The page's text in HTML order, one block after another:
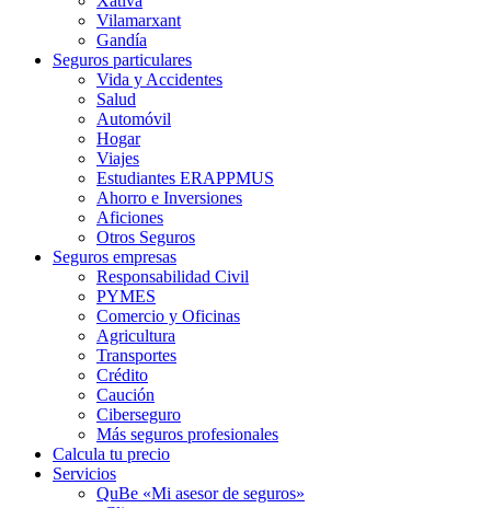
Vilamarxant
Gandía
Seguros particulares
Vida y Accidentes
Salud
Automóvil
Hogar
Viajes
Estudiantes ERAPPMUS
Ahorro e Inversiones
Aficiones
Otros Seguros
Seguros empresas
Responsabilidad Civil
PYMES
Comercio y Oficinas
Agricultura
Transportes
Crédito
Caución
Ciberseguro
Más seguros profesionales
Calcula tu precio
Servicios
QuBe «Mi asesor de seguros»